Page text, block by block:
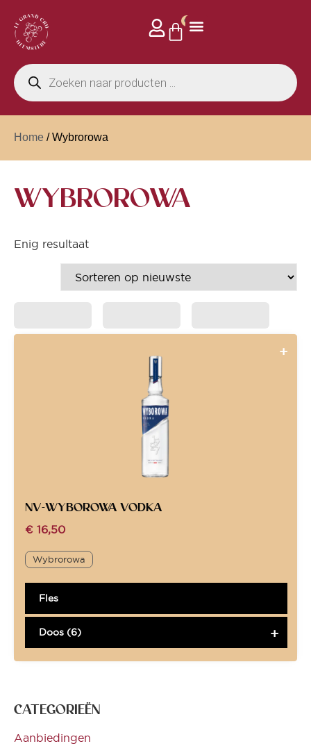
0
Home / Wybrorowa
WYBROROWA
CATEGORIEËN
Aanbiedingen
Enig resultaat
NV-WYBOROWA VODKA
€ 16,50
Wybrorowa
Fles
Doos (6)